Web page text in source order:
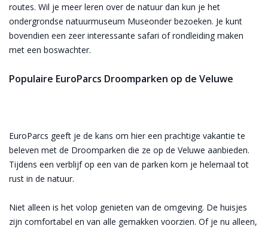
routes. Wil je meer leren over de natuur dan kun je het
ondergrondse natuurmuseum Museonder bezoeken. Je kunt
bovendien een zeer interessante safari of rondleiding maken
met een boswachter.
Populaire EuroParcs Droomparken op de Veluwe
EuroParcs geeft je de kans om hier een prachtige vakantie te
beleven met de Droomparken die ze op de Veluwe aanbieden.
Tijdens een verblijf op een van de parken kom je helemaal tot
rust in de natuur.
Niet alleen is het volop genieten van de omgeving. De huisjes
zijn comfortabel en van alle gemakken voorzien. Of je nu alleen,